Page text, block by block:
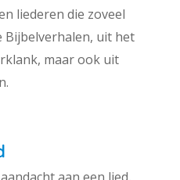
liederen die zoveel
Bijbelverhalen, uit het
maar ook uit